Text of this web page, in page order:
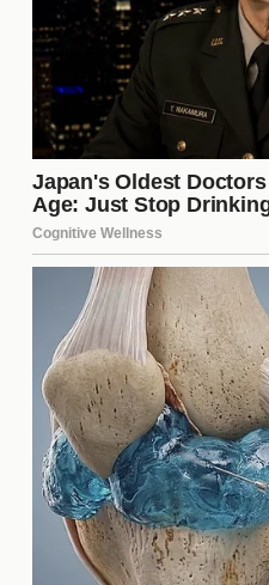
en este momento crítico.
Perspectivas
FC
Con la permanencia de
patrocinadores, el
La dirección del club
para atraer nuevos
rendimiento
estabilidad financiera y
será clave para el éxito
meses serán cruciales
equipo en las
internacionales.
El Rol de
Sevilla FC